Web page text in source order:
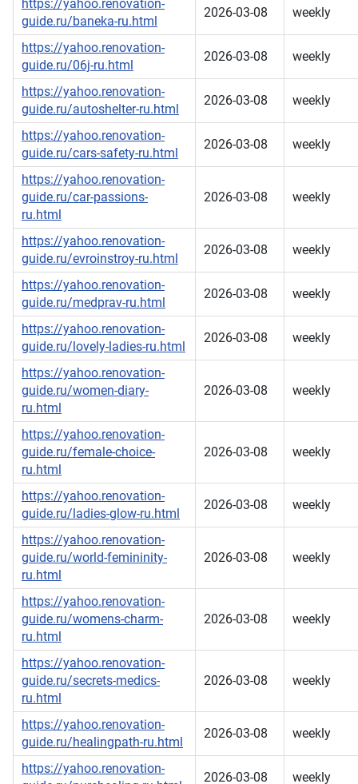
https://yahoo.renovation-
guide.ru/baneka-ru.html
2026-03-08 weekly
https://yahoo.renovation-
guide.ru/06j-ru.html
2026-03-08 weekly
https://yahoo.renovation-
guide.ru/autoshelter-ru.html
2026-03-08 weekly
https://yahoo.renovation-
guide.ru/cars-safety-ru.html
2026-03-08 weekly
https://yahoo.renovation-
guide.ru/car-passions-
ru.html
2026-03-08 weekly
https://yahoo.renovation-
guide.ru/evroinstroy-ru.html
2026-03-08 weekly
https://yahoo.renovation-
guide.ru/medprav-ru.html
2026-03-08 weekly
https://yahoo.renovation-
guide.ru/lovely-ladies-ru.html
2026-03-08 weekly
https://yahoo.renovation-
guide.ru/women-diary-
ru.html
2026-03-08 weekly
https://yahoo.renovation-
guide.ru/female-choice-
ru.html
2026-03-08 weekly
https://yahoo.renovation-
guide.ru/ladies-glow-ru.html
2026-03-08 weekly
https://yahoo.renovation-
guide.ru/world-femininity-
ru.html
2026-03-08 weekly
https://yahoo.renovation-
guide.ru/womens-charm-
ru.html
2026-03-08 weekly
https://yahoo.renovation-
guide.ru/secrets-medics-
ru.html
2026-03-08 weekly
https://yahoo.renovation-
guide.ru/healingpath-ru.html
2026-03-08 weekly
https://yahoo.renovation-
2026-03-08 weekly